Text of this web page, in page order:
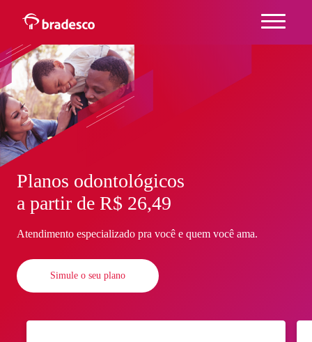
Ir
para
o
conteúdo
Ir
para
o
menu
Ir
para
o
rodapé
Planos odontológicos
a partir de R$ 26,49
Atendimento especializado pra você e quem você ama.
Simule o seu plano